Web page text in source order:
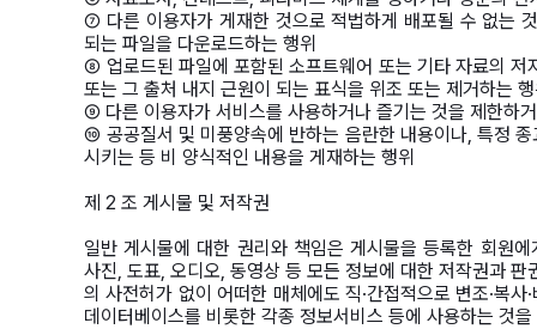
⑦ 다른 이용자가 게재한 것으로 적법하게 배포될 수 없는
되는 파일을 다운로드하는 행위
⑧ 업로드된 파일에 포함된 소프트웨어 또는 기타 자료의
또는 그 출처 내지 근원이 되는 표식을 위조 또는 제거하는
⑨ 다른 이용자가 서비스를 사용하거나 즐기는 것을 제한하
⑩ 공공질서 및 미풍양속에 반하는 음란한 내용이나, 특정
시키는 등 비 양식적인 내용을 게재하는 행위
제 2 조 게시물 및 저작권
일반 게시물에 대한 권리와 책임은 게시물을 등록한 회원
사진, 도표, 오디오, 동영상 등 모든 정보에 대한 저작권과
의 사전허가 없이 어떠한 매체에도 직·간접적으로 변조·복사
데이터베이스를 비롯한 각종 정보서비스 등에 사용하는 것